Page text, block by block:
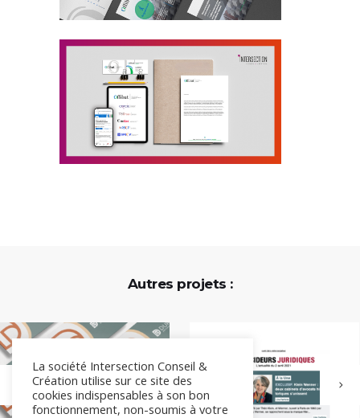
Autres projets :
La société Intersection Conseil &
Création utilise sur ce site des
cookies indispensables à son bon
fonctionnement, non-soumis à votre